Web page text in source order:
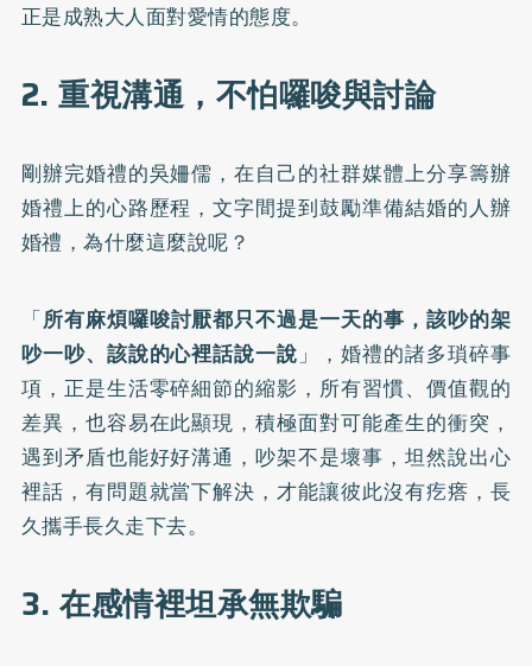
正是成熟大人面對愛情的態度。
2. 重視溝通，不怕囉唆與討論
剛辦完婚禮的吳姍儒，在自己的社群媒體上分享籌辦
婚禮上的心路歷程，文字間提到鼓勵準備結婚的人辦
婚禮，為什麼這麼說呢？
「所有麻煩囉唆討厭都只不過是一天的事，該吵的架
吵一吵、該說的心裡話說一說 」，婚禮的諸多瑣碎事
項，正是生活零碎細節的縮影，所有習慣、價值觀的
差異，也容易在此顯現，積極面對可能產生的衝突，
遇到矛盾也能好好溝通，吵架不是壞事，坦然說出心
裡話，有問題就當下解決，才能讓彼此沒有疙瘩，長
久攜手長久走下去。
3. 在感情裡坦承無欺騙